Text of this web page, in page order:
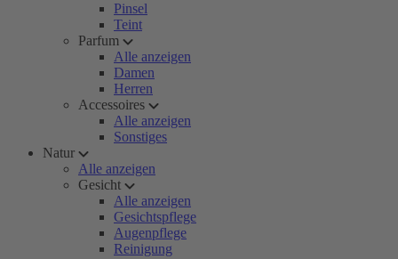
Pinsel
Teint
Parfum
Alle anzeigen
Damen
Herren
Accessoires
Alle anzeigen
Sonstiges
Natur
Alle anzeigen
Gesicht
Alle anzeigen
Gesichtspflege
Augenpflege
Reinigung